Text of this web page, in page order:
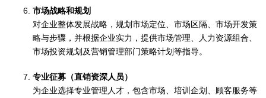
市场战略和规划
对企业整体发展战略，规划市场定位、市场区隔、市场开发策
略与步骤，并根据企业实力，提供市场管理、人力资源组合、
市场投资规划及营销管理部门策略计划等指导。
专业征募（直销资深人员）
为企业选择专业管理人才，包含市场、培训企划、顾客服务等